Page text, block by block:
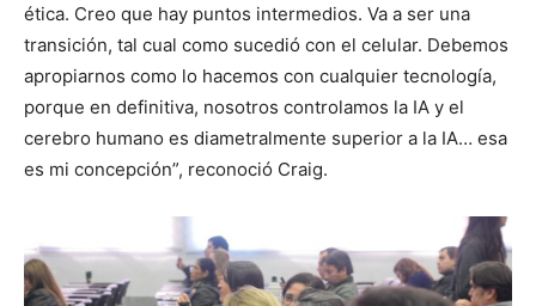
ética. Creo que hay puntos intermedios. Va a ser una
transición, tal cual como sucedió con el celular. Debemos
apropiarnos como lo hacemos con cualquier tecnología,
porque en definitiva, nosotros controlamos la IA y el
cerebro humano es diametralmente superior a la IA… esa
es mi concepción”, reconoció Craig.